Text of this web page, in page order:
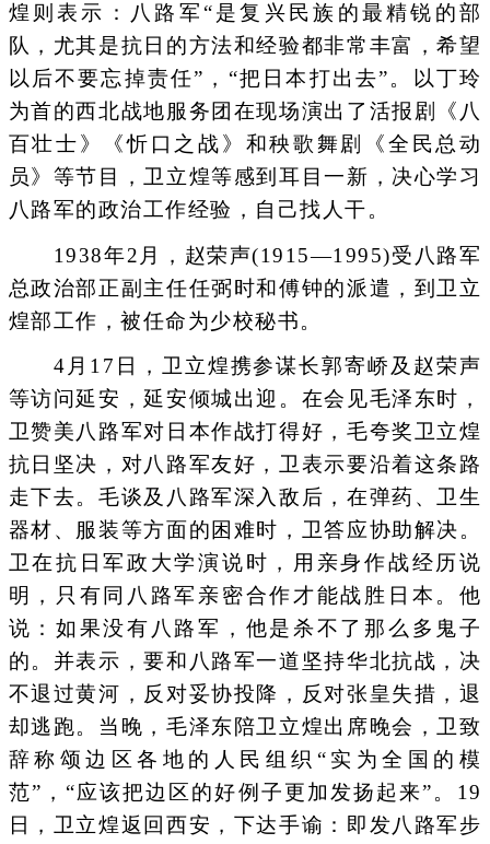
煌则表示：八路军“是复兴民族的最精锐的部
队，尤其是抗日的方法和经验都非常丰富，希望
以后不要忘掉责任”，“把日本打出去”。以丁玲
为首的西北战地服务团在现场演出了活报剧《八
百壮士》《忻口之战》和秧歌舞剧《全民总动
员》等节目，卫立煌等感到耳目一新，决心学习
八路军的政治工作经验，自己找人干。
1938年2月，赵荣声(1915—1995)受八路军
总政治部正副主任任弼时和傅钟的派遣，到卫立
煌部工作，被任命为少校秘书。
4月17日，卫立煌携参谋长郭寄峤及赵荣声
等访问延安，延安倾城出迎。在会见毛泽东时，
卫赞美八路军对日本作战打得好，毛夸奖卫立煌
抗日坚决，对八路军友好，卫表示要沿着这条路
走下去。毛谈及八路军深入敌后，在弹药、卫生
器材、服装等方面的困难时，卫答应协助解决。
卫在抗日军政大学演说时，用亲身作战经历说
明，只有同八路军亲密合作才能战胜日本。他
说：如果没有八路军，他是杀不了那么多鬼子
的。并表示，要和八路军一道坚持华北抗战，决
不退过黄河，反对妥协投降，反对张皇失措，退
却逃跑。当晚，毛泽东陪卫立煌出席晚会，卫致
辞称颂边区各地的人民组织“实为全国的模
范”，“应该把边区的好例子更加发扬起来”。19
日，卫立煌返回西安，下达手谕：即发八路军步